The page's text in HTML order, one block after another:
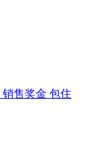
销售奖金 包住